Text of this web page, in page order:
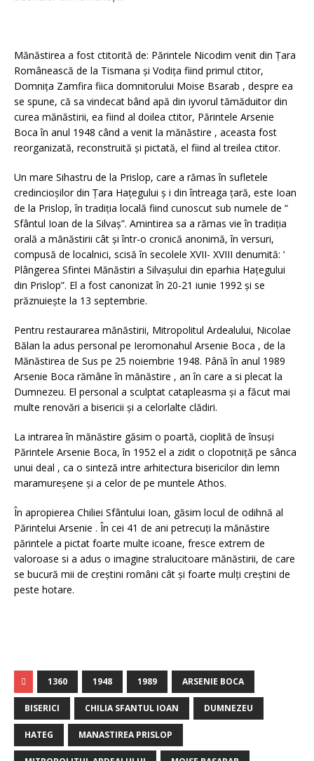
Mănăstirea a fost ctitorită de: Părintele Nicodim venit din Ţara
Românească de la Tismana şi Vodiţa fiind primul ctitor,
Domniţa Zamfira fiica domnitorului Moise Bsarab , despre ea
se spune, că sa vindecat bând apă din iyvorul tămăduitor din
curea mănăstirii, ea fiind al doilea ctitor, Părintele Arsenie
Boca în anul 1948 când a venit la mănăstire , aceasta fost
reorganizată, reconstruită şi pictată, el fiind al treilea ctitor.
Un mare Sihastru de la Prislop, care a rămas în sufletele
credincioşilor din Ţara Haţegului ş i din întreaga ţară, este Ioan
de la Prislop, în tradiţia locală fiind cunoscut sub numele de “
Sfântul Ioan de la Silvaş”. Amintirea sa a rămas vie în tradiţia
orală a mănăstirii cât şi într-o cronică anonimă, în versuri,
compusă de localnici, scisă în secolele XVII- XVIII denumită: ‘
Plângerea Sfintei Mănăstiri a Silvaşului din eparhia Haţegului
din Prislop”. El a fost canonizat în 20-21 iunie 1992 şi se
prăznuieşte la 13 septembrie.
Pentru restaurarea mănăstirii, Mitropolitul Ardealului, Nicolae
Bălan la adus personal pe Ieromonahul Arsenie Boca , de la
Mănăstirea de Sus pe 25 noiembrie 1948. Până în anul 1989
Arsenie Boca rămâne în mănăstire , an în care a si plecat la
Dumnezeu. El personal a sculptat catapleasma şi a făcut mai
multe renovări a bisericii şi a celorlalte clădiri.
La intrarea în mănăstire găsim o poartă, cioplită de însuşi
Părintele Arsenie Boca, în 1952 el a zidit o clopotniţă pe sânca
unui deal , ca o sinteză intre arhitectura bisericilor din lemn
maramureşene şi a celor de pe muntele Athos.
În apropierea Chiliei Sfântului Ioan, găsim locul de odihnă al
Părintelui Arsenie . În cei 41 de ani petrecuţi la mănăstire
părintele a pictat foarte multe icoane, fresce extrem de
valoroase si a adus o imagine stralucitoare mănăstirii, de care
se bucură mii de creştini români cât şi foarte mulţi creştini de
peste hotare.
1360 1948 1989 ARSENIE BOCA
BISERICI CHILIA SFANTUL IOAN DUMNEZEU
HATEG MANASTIREA PRISLOP